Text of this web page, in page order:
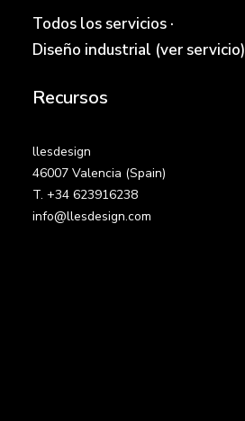
Todos los servicios ·
Diseño industrial (ver servicio)
Recursos
llesdesign
46007 Valencia (Spain)
T. +34 623916238
info@llesdesign.com